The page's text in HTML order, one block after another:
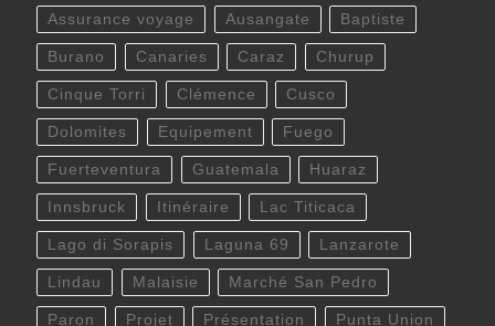
Assurance voyage Ausangate Baptiste
Burano Canaries Caraz Churup
Cinque Torri Clémence Cusco
Dolomites Equipement Fuego
Fuerteventura Guatemala Huaraz
Innsbruck Itinéraire Lac Titicaca
Lago di Sorapis Laguna 69 Lanzarote
Lindau Malaisie Marché San Pedro
Paron Projet Présentation Punta Union